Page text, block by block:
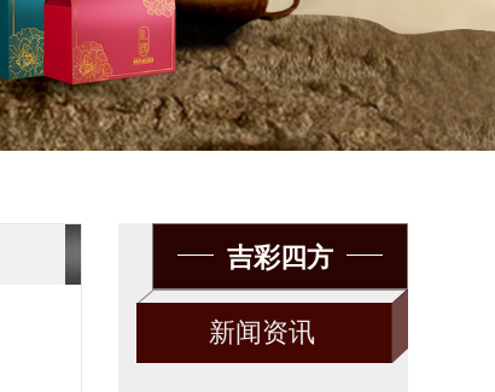
吉彩四方
新闻资讯